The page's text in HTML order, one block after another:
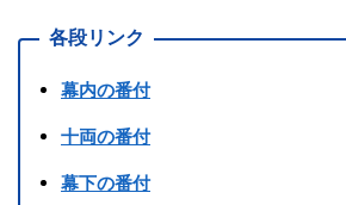
各段リンク
幕内の番付
十両の番付
幕下の番付